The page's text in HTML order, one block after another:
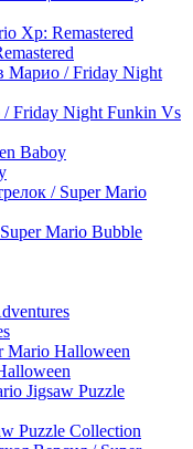
Friday Night Funkin Vs
Mario Bubble
Puzzle Collection